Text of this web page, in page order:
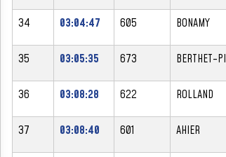
34 03:04:47 605 BONAMY
35 03:05:35 673 BERTHET-
36 03:08:28 622 ROLLAND
37 03:08:40 601 AHIER